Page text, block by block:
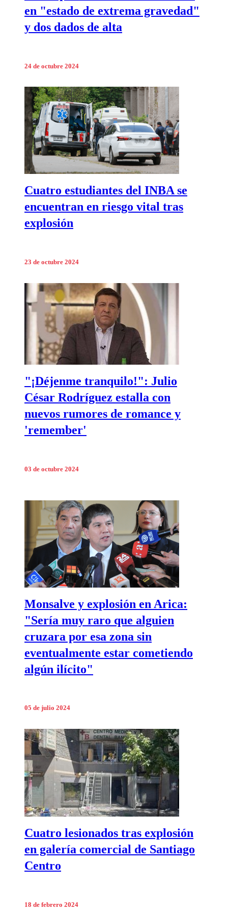
en "estado de extrema gravedad"
y dos dados de alta
24 de octubre 2024
Cuatro estudiantes del INBA se
encuentran en riesgo vital tras
explosión
23 de octubre 2024
"¡Déjenme tranquilo!": Julio
César Rodríguez estalla con
nuevos rumores de romance y
'remember'
03 de octubre 2024
Monsalve y explosión en Arica:
"Sería muy raro que alguien
cruzara por esa zona sin
eventualmente estar cometiendo
algún ilícito"
05 de julio 2024
Cuatro lesionados tras explosión
en galería comercial de Santiago
Centro
18 de febrero 2024